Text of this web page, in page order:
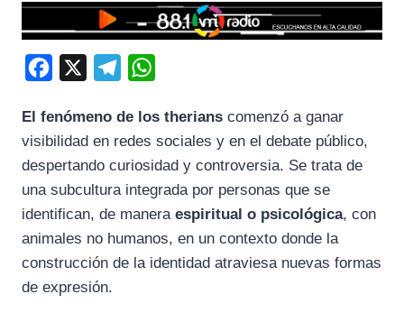
c
e
b
k
l
e
g
m
a
t
s
A
p
El fenómeno de los therians comenzó a ganar
visibilidad en redes sociales y en el debate público,
despertando curiosidad y controversia. Se trata de
una subcultura integrada por personas que se
identifican, de manera espiritual o psicológica, con
animales no humanos, en un contexto donde la
construcción de la identidad atraviesa nuevas formas
de expresión.